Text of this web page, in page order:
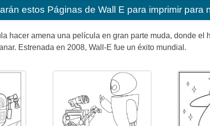
estos Páginas de Wall E para imprimir para
hacer amena una película en gran parte muda, donde el
Estrenada en 2008, Wall-E fue un éxito mundial.